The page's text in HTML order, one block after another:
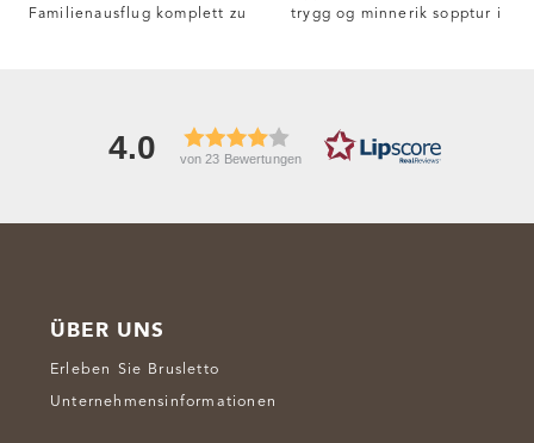
Familienausflug komplett zu
trygg og minnerik sopptur i
4.0 von 23 Bewertungen
ÜBER UNS
Erleben Sie Brusletto
Unternehmensinformationen